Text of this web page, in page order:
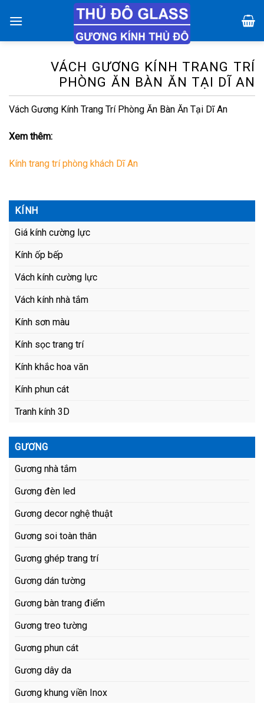
đến
VÁCH GƯƠNG KÍNH TRANG TRÍ
PHÒNG ĂN BÀN ĂN TẠI DĨ AN
Vách Gương Kính Trang Trí Phòng Ăn Bàn Ăn Tại Dĩ An
Xem thêm:
Kính trang trí phòng khách Dĩ An
KÍNH
Giá kính cường lực
Kính ốp bếp
Vách kính cường lực
Vách kính nhà tắm
Kính sơn màu
Kính sọc trang trí
Kính khắc hoa văn
Kính phun cát
Tranh kính 3D
GƯƠNG
Gương nhà tắm
Gương đèn led
Gương decor nghệ thuật
Gương soi toàn thân
Gương ghép trang trí
Gương dán tường
Gương bàn trang điểm
Gương treo tường
Gương phun cát
Gương dây da
Gương khung viền Inox